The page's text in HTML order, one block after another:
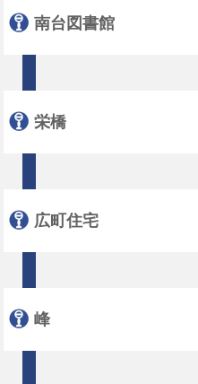
南台図書館
栄橋
広町住宅
峰